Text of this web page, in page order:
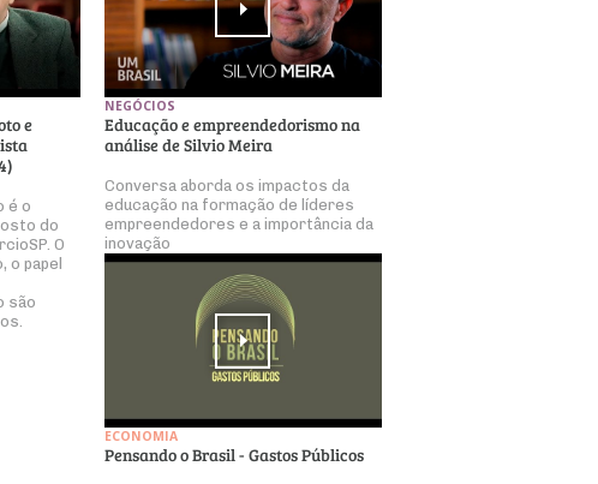
e
é o
do
O
papel
são
NEGÓCIOS
Educação e empreendedorismo na
análise de Silvio Meira
Conversa aborda os impactos da
educação na formação de líderes
empreendedores e a importância da
inovação
ECONOMIA
Pensando o Brasil - Gastos Públicos